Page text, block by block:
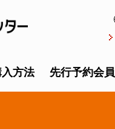
方法 先行予約会員